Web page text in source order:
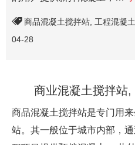
商品混凝土搅拌站 工程混凝
04-28
商业混凝土搅拌站
商品混凝土搅拌站是专门用
站。其一般位于城市内部，